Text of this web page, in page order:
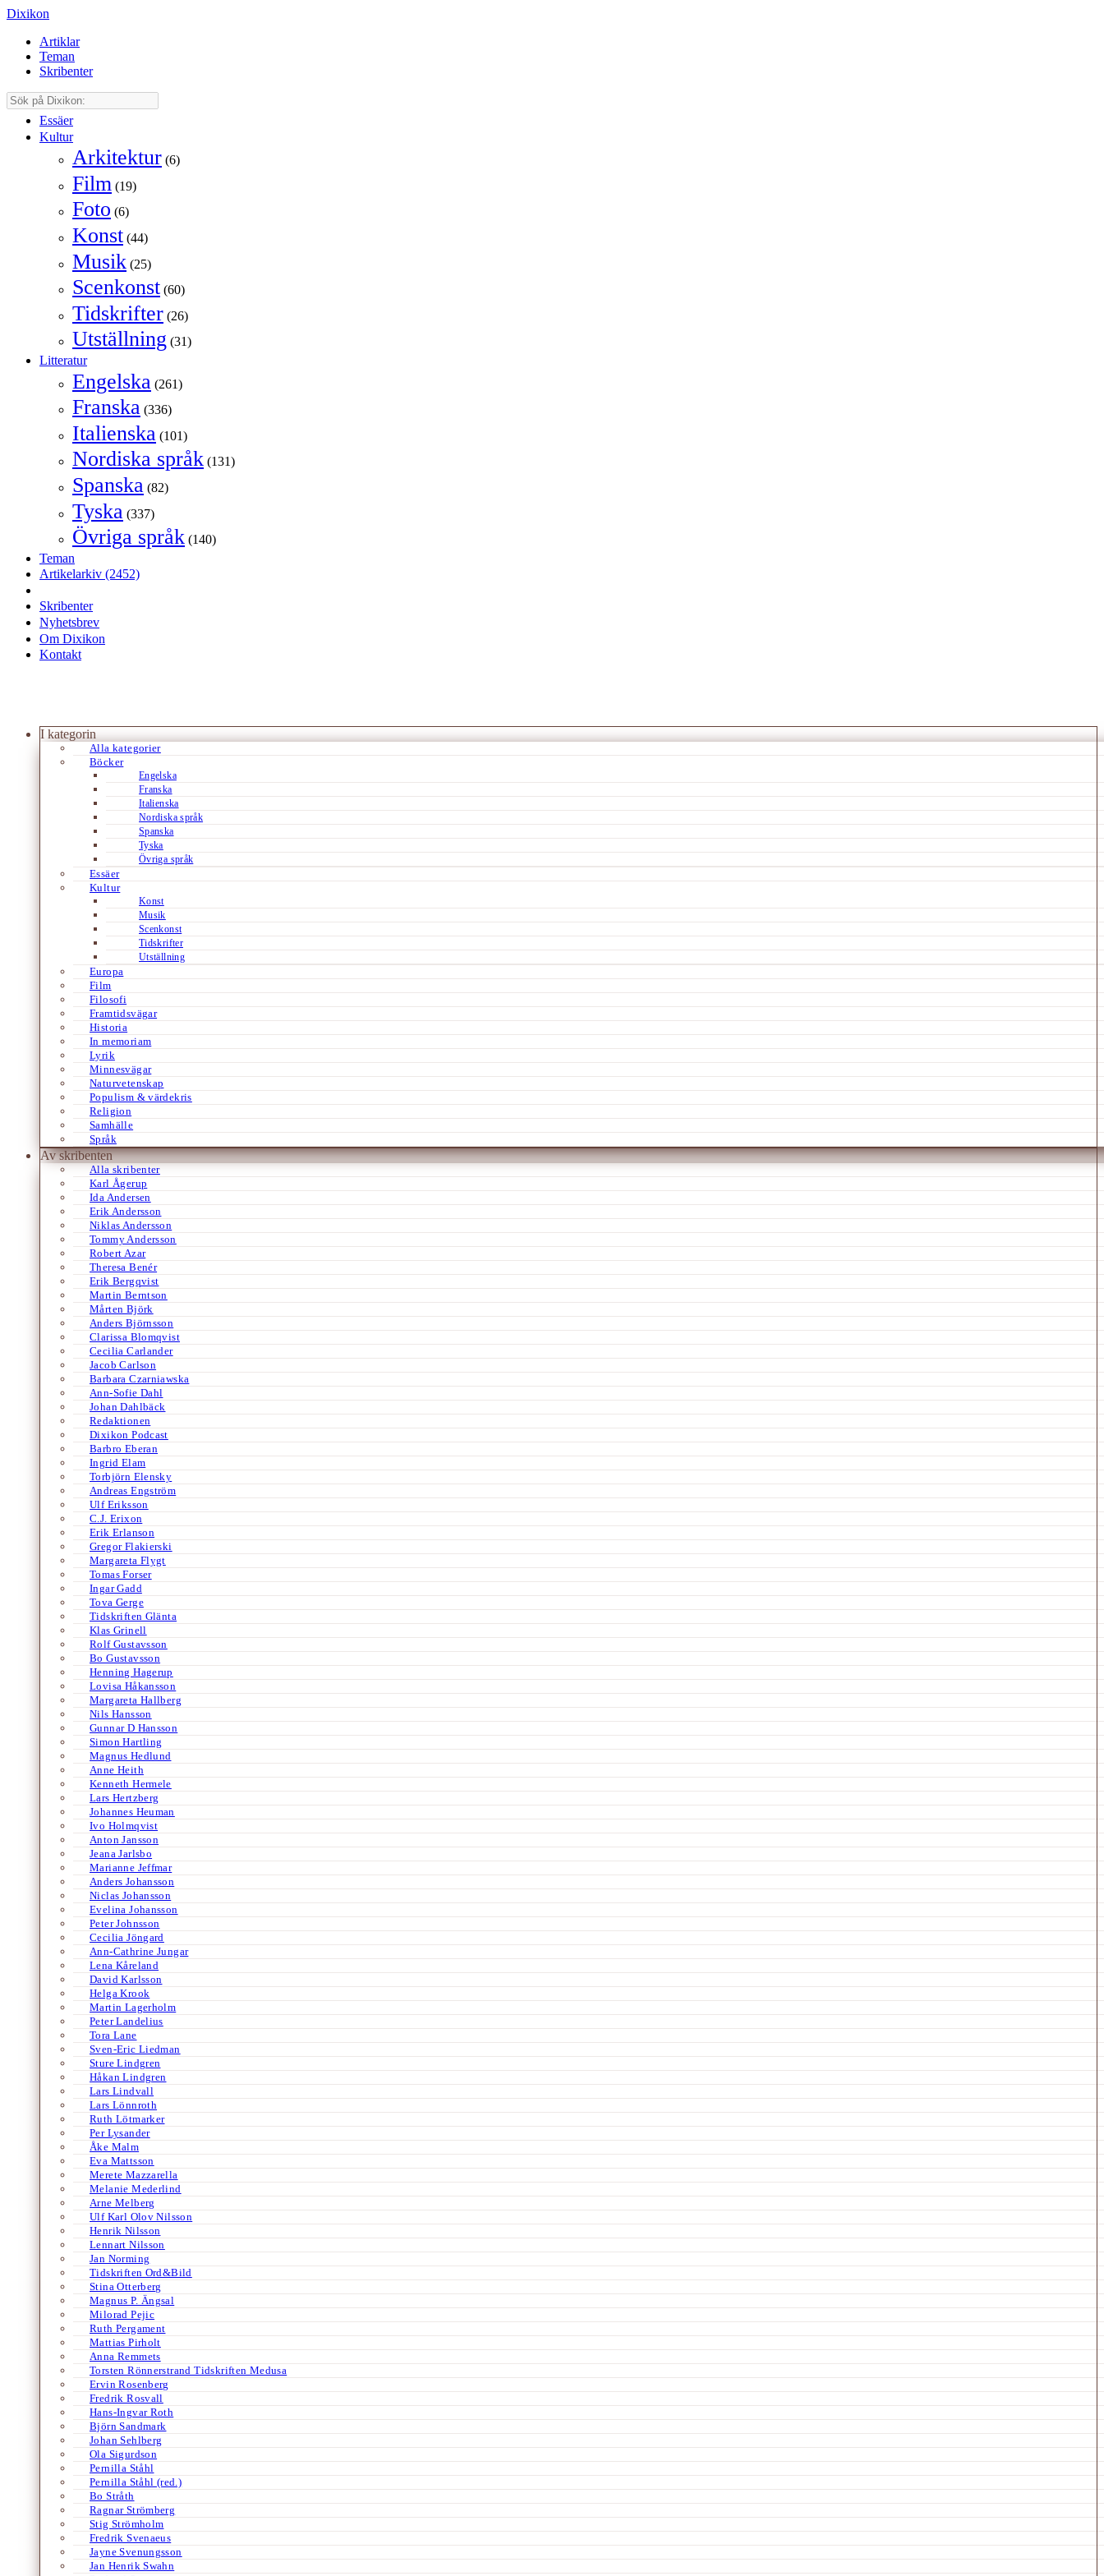
Dixikon
Artiklar
Teman
Skribenter
Essäer
Kultur
Arkitektur (6)
Film (19)
Foto (6)
Konst (44)
Musik (25)
Scenkonst (60)
Tidskrifter (26)
Utställning (31)
Litteratur
Engelska (261)
Franska (336)
Italienska (101)
Nordiska språk (131)
Spanska (82)
Tyska (337)
Övriga språk (140)
Teman
Artikelarkiv (2452)
Skribenter
Nyhetsbrev
Om Dixikon
Kontakt
I kategorin
Alla kategorier
Böcker
Engelska
Franska
Italienska
Nordiska språk
Spanska
Tyska
Övriga språk
Essäer
Kultur
Konst
Musik
Scenkonst
Tidskrifter
Utställning
Europa
Film
Filosofi
Framtidsvägar
Historia
In memoriam
Lyrik
Minnesvägar
Naturvetenskap
Populism & värdekris
Religion
Samhälle
Språk
Av skribenten
Alla skribenter
Karl Ågerup
Ida Andersen
Erik Andersson
Niklas Andersson
Tommy Andersson
Robert Azar
Theresa Benér
Erik Bergqvist
Martin Berntson
Mårten Björk
Anders Björnsson
Clarissa Blomqvist
Cecilia Carlander
Jacob Carlson
Barbara Czarniawska
Ann-Sofie Dahl
Johan Dahlbäck
Redaktionen
Dixikon Podcast
Barbro Eberan
Ingrid Elam
Torbjörn Elensky
Andreas Engström
Ulf Eriksson
C.J. Erixon
Erik Erlanson
Gregor Flakierski
Margareta Flygt
Tomas Forser
Ingar Gadd
Tova Gerge
Tidskriften Glänta
Klas Grinell
Rolf Gustavsson
Bo Gustavsson
Henning Hagerup
Lovisa Håkansson
Margareta Hallberg
Nils Hansson
Gunnar D Hansson
Simon Hartling
Magnus Hedlund
Anne Heith
Kenneth Hermele
Lars Hertzberg
Johannes Heuman
Ivo Holmqvist
Anton Jansson
Jeana Jarlsbo
Marianne Jeffmar
Anders Johansson
Niclas Johansson
Evelina Johansson
Peter Johnsson
Cecilia Jöngard
Ann-Cathrine Jungar
Lena Kåreland
David Karlsson
Helga Krook
Martin Lagerholm
Peter Landelius
Tora Lane
Sven-Eric Liedman
Sture Lindgren
Håkan Lindgren
Lars Lindvall
Lars Lönnroth
Ruth Lötmarker
Per Lysander
Åke Malm
Eva Mattsson
Merete Mazzarella
Melanie Mederlind
Arne Melberg
Ulf Karl Olov Nilsson
Henrik Nilsson
Lennart Nilsson
Jan Norming
Tidskriften Ord&Bild
Stina Otterberg
Magnus P. Ängsal
Milorad Pejic
Ruth Pergament
Mattias Pirholt
Anna Remmets
Torsten Rönnerstrand Tidskriften Medusa
Ervin Rosenberg
Fredrik Rosvall
Hans-Ingvar Roth
Björn Sandmark
Johan Sehlberg
Ola Sigurdson
Pernilla Ståhl
Pernilla Ståhl (red.)
Bo Stråth
Ragnar Strömberg
Stig Strömholm
Fredrik Svenaeus
Jayne Svenungsson
Jan Henrik Swahn